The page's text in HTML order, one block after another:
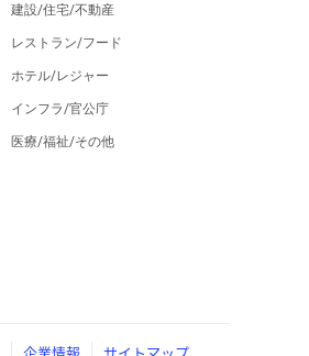
建設/住宅/不動産
レストラン/フード
ホテル/レジャー
インフラ/官公庁
医療/福祉/その他